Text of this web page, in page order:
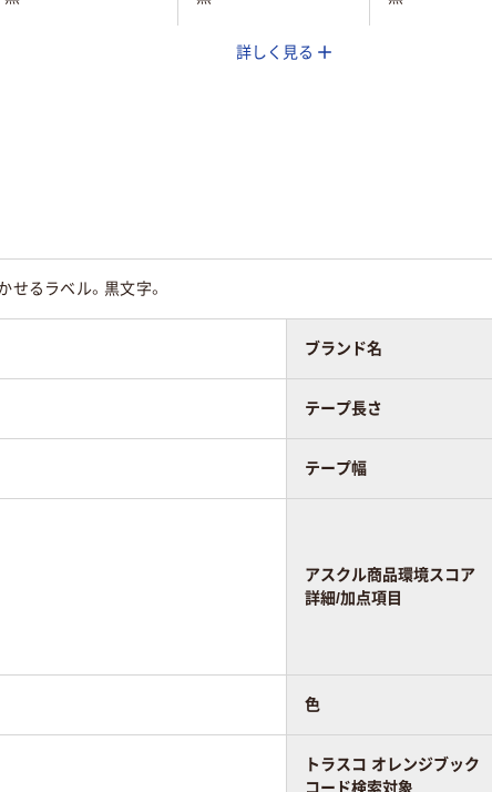
12mm詳しく見る
せるラベル。黒文字。
ブランド名
テープ長さ
テープ幅
アスクル商品環境スコア
詳細/加点項目
色
トラスコ オレンジブック
コード検索対象